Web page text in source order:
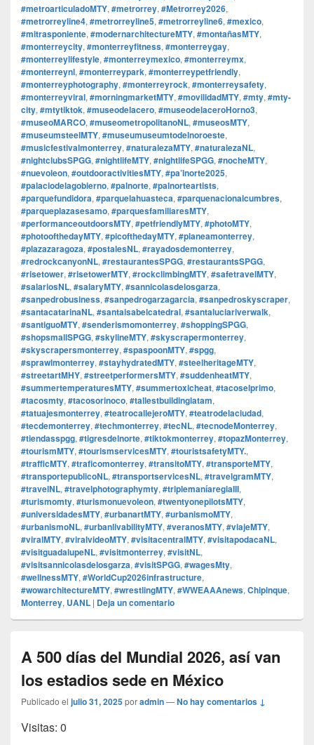
#metroarticuladoMTY, #metrorrey, #Metrorrey2026,
#metrorreyline4, #metrorreyline5, #metrorreyline6, #mexico,
#mitrasponiente, #modernarchitectureMTY, #montañasMTY,
#monterreycity, #monterreyfitness, #monterreygay,
#monterreylifestyle, #monterreymexico, #monterreymx,
#monterreynl, #monterreypark, #monterreypetfriendly,
#monterreyphotography, #monterreyrock, #monterreysafety,
#monterreyviral, #morningmarketMTY, #movilidadMTY, #mty, #mty-
city, #mtytiktok, #museodelacero, #museodelaceroHorno3,
#museoMARCO, #museometropolitanoNL, #museosMTY,
#museumsteelMTY, #museumuseumtodelnoroeste,
#musicfestivalmonterrey, #naturalezaMTY, #naturalezaNL,
#nightclubsSPGG, #nightlifeMTY, #nightlifeSPGG, #nocheMTY,
#nuevoleon, #outdooractivitiesMTY, #pa’lnorte2025,
#palaciodelagobierno, #palnorte, #palnorteartists,
#parquefundidora, #parquelahuasteca, #parquenacionalcumbres,
#parqueplazasesamo, #parquesfamiliaresMTY,
#performanceoutdoorsMTY, #petfriendlyMTY, #photoMTY,
#photoofthedayMTY, #picofthedayMTY, #planeamonterrey,
#plazazaragoza, #postalesNL, #rayadosdemonterrey,
#redrockcanyonNL, #restaurantesSPGG, #restaurantsSPGG,
#risetower, #risetowerMTY, #rockclimbingMTY, #safetravelMTY,
#salariosNL, #salaryMTY, #sannicolasdelosgarza,
#sanpedrobusiness, #sanpedrogarzagarcia, #sanpedroskyscraper,
#santacatarinaNL, #santaisabelcatedral, #santaluciariverwalk,
#santiguoMTY, #senderismomonterrey, #shoppingSPGG,
#shopsmallSPGG, #skylineMTY, #skyscrapermonterrey,
#skyscrapersmonterrey, #spaspoonMTY, #spgg,
#sprawlmonterrey, #stayhydratedMTY, #steelheritageMTY,
#streetartMHY, #streetperformersMTY, #suddenheatMTY,
#summertemperaturesMTY, #summertoxicheat, #tacoselprimo,
#tacosmty, #tacosorinoco, #tallestbuildinglatam,
#tatuajesmonterrey, #teatrocallejeroMTY, #teatrodelaciudad,
#tecdemonterrey, #techmonterrey, #tecNL, #tecnodeMonterrey,
#tiendasspgg, #tigresdelnorte, #tiktokmonterrey, #topazMonterrey,
#tourismMTY, #tourismservicesMTY, #touristsafetyMTY.,
#trafficMTY, #traficomonterrey, #transitoMTY, #transporteMTY,
#transportepublicoNL, #transportservicesNL, #travelgramMTY,
#travelNL, #travelphotographymty, #triplemaníaregiaIII,
#turismomty, #turismonuevoleon, #twentyonepilotsMTY,
#universidadesMTY, #urbanartMTY, #urbanismoMTY,
#urbanismoNL, #urbanlivabilityMTY, #veranosMTY, #viajeMTY,
#viralMTY, #viralvideoMTY, #visitacentralMTY, #visitapodacaNL,
#visitguadalupeNL, #visitmonterrey, #visitNL,
#visitsannicolasdelosgarza, #visitSPGG, #wagesMty,
#wellnessMTY, #WorldCup2026infrastructure,
#wowarchitectureMTY, #wrestlingMTY, #WWEAAAnews, Chipinque,
Monterrey, UANL | Deja un comentario
A 500 días del Mundial 2026, así van
los estadios sede en México
Publicado el julio 31, 2025poradmin—No hay comentarios ↓
Visitas: 0